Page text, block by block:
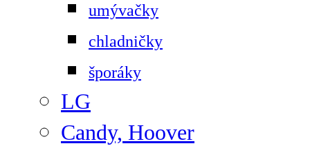
umývačky
chladničky
šporáky
LG
Candy, Hoover